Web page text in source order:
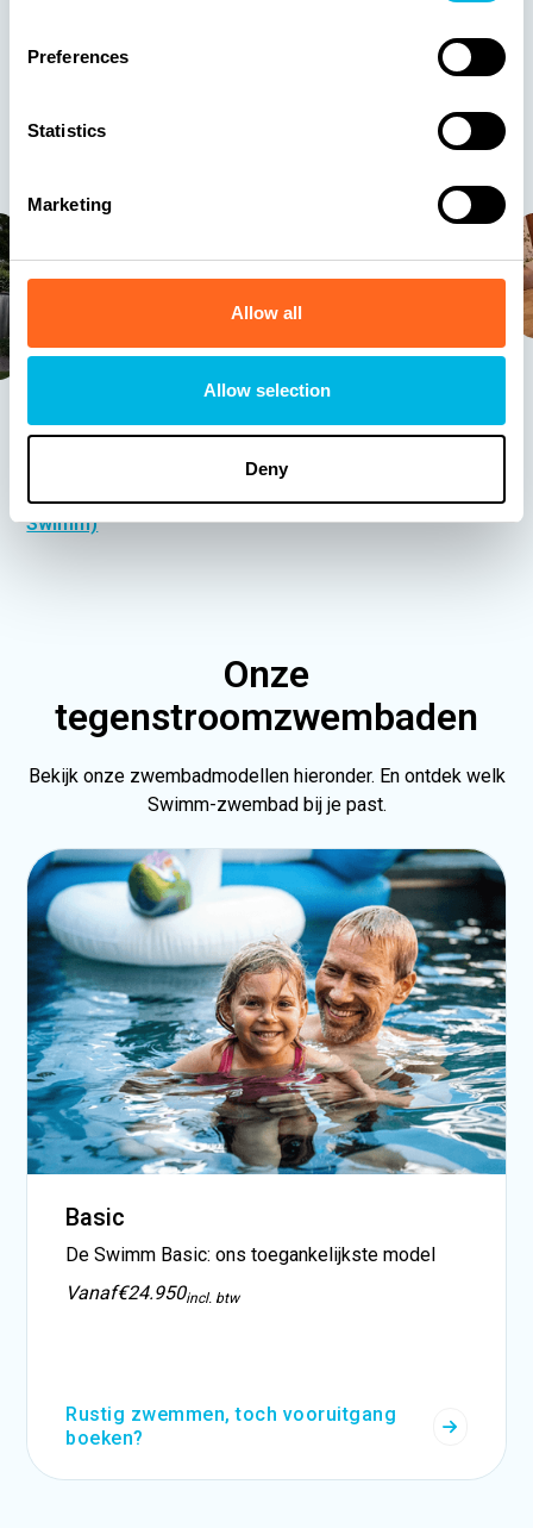
Preferences
Statistics
Marketing
Allow all
Allow selection
Deny
Laat je inspireren door een selectie van onze mooiste
Doe hier inspiratie op voor jouw tuin (met een
Swimm)
Onze
tegenstroomzwembaden
Bekijk onze zwembadmodellen hieronder. En ontdek welk
Swimm-zwembad bij je past.
Basic
De Swimm Basic: ons toegankelijkste model
Vanaf€24.950incl. btw
Rustig zwemmen, toch vooruitgang
boeken?